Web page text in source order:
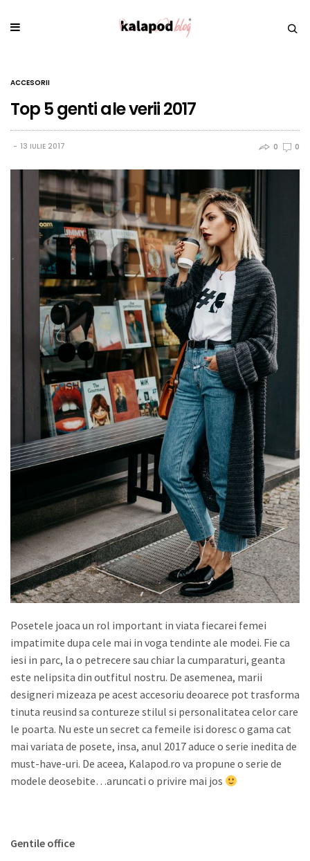
ACCESORII
Top 5 genti ale verii 2017
13 IULIE 2017 0 0
Posetele joaca un rol important in viata fiecarei femei
impatimite dupa cele mai in voga tendinte ale modei. Fie ca
iesi in parc, la o petrecere sau chiar la cumparaturi, geanta
este nelipsita din outfitul nostru. De asemenea, marii
designeri mizeaza pe acest accesoriu deoarece pot trasforma
tinuta reusind sa contureze stilul si personalitatea celor care
le poarta. Nu este un secret ca femeile isi doresc o gama cat
mai variata de posete, insa, anul 2017 aduce o serie inedita de
must-have-uri. De aceea, Kalapod.ro va propune o serie de
modele deosebite…aruncati o privire mai jos
Gentile office